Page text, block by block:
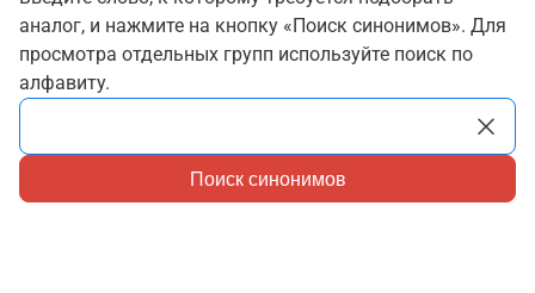
аналог, и нажмите на кнопку «Поиск синонимов». Для
просмотра отдельных групп используйте поиск по
алфавиту.
Поиск синонимов